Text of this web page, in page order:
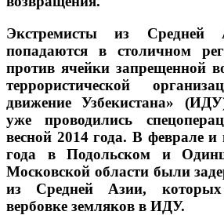
Экстремисты из Средней
попадаются в столичном
против ячейки запрещенной
террористической
движение Узбекистана»
уже проводились
весной 2014 года. В феврале
года в Подольском и
Московской области были
из Средней Азии,
вербовке земляков в ИДУ.